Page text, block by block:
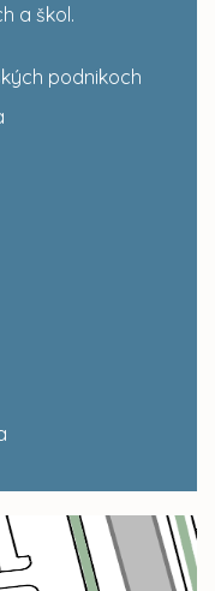
a škol.
podnikoch